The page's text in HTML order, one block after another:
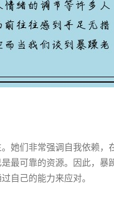
她们非常强调自我依赖
最可靠的资源。因此，
自己的能力来应对。